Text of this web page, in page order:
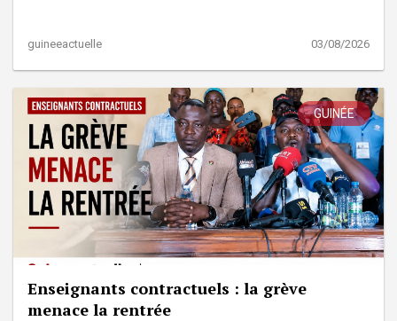
guineeactuelle 03/08/2026
GUINÉE
Enseignants contractuels : la grève
menace la rentrée